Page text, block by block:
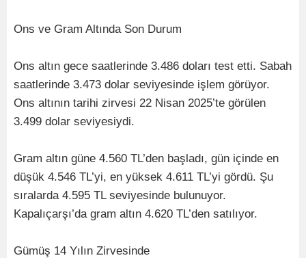
Ons ve Gram Altında Son Durum
Ons altın gece saatlerinde 3.486 doları test etti. Sabah
saatlerinde 3.473 dolar seviyesinde işlem görüyor.
Ons altının tarihi zirvesi 22 Nisan 2025’te görülen
3.499 dolar seviyesiydi.
Gram altın güne 4.560 TL’den başladı, gün içinde en
düşük 4.546 TL’yi, en yüksek 4.611 TL’yi gördü. Şu
sıralarda 4.595 TL seviyesinde bulunuyor.
Kapalıçarşı’da gram altın 4.620 TL’den satılıyor.
Gümüş 14 Yılın Zirvesinde